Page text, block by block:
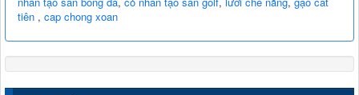
tiên , cap chong xoan